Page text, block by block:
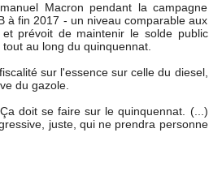
Macron pendant la campagne
à fin 2017 - un niveau comparable aux
prévoit de maintenir le solde public
au long du quinquennat.
sur l'essence sur celle du diesel,
du gazole.
doit se faire sur le quinquennat. (...)
juste, qui ne prendra personne